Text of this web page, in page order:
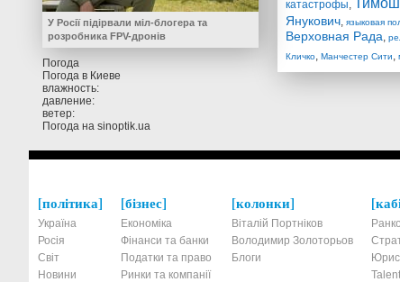
катастрофы,
Янукович, языковая
Верховная Рада,
Кличко, Манчестер Сити,
У Росії підірвали міл-блогера та
розробника FPV-дронів
Погода
Погода в Киеве
влажность:
давление:
ветер:
Погода на sinoptik.ua
політика
Україна
Росія
Світ
Новини
бізнес
Економіка
Фінанси та банки
Податки та право
Ринки та компанії
колонки
Віталій Портніков
Володимир Золоторьов
Блоги